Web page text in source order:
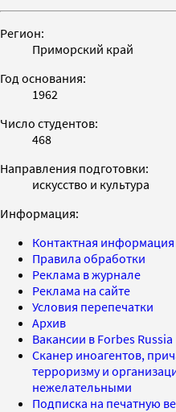
Регион:
Приморский край
Год основания:
1962
Число студентов:
468
Направления подготовки:
искусство и культура
Информация:
Контактная информация
Правила обработки
Реклама в журнале
Реклама на сайте
Условия перепечатки
Архив
Вакансии в Forbes Russia
Сканер иноагентов,
терроризму и
нежелательными
Подписка на печатную